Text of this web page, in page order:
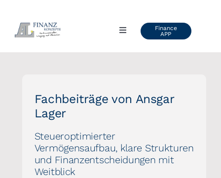
Inhalt
Toggle
KUNDENSTIMMEN
Finance
APP
Fachbeiträge von Ansgar
Lager
Steueroptimierter
Vermögensaufbau, klare Strukturen
und Finanzentscheidungen mit
Weitblick